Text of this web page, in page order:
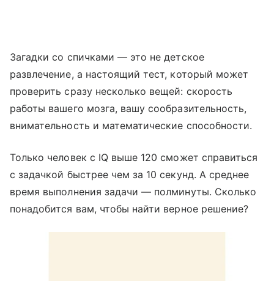
Загадки со спичками — это не детское
развлечение, а настоящий тест, который может
проверить сразу несколько вещей: скорость
работы вашего мозга, вашу сообразительность,
внимательность и математические способности.
Только человек с IQ выше 120 сможет справиться
с задачкой быстрее чем за 10 секунд. А среднее
время выполнения задачи — полминуты. Сколько
понадобится вам, чтобы найти верное решение?